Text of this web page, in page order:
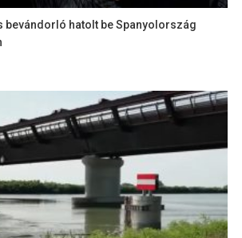
bevándorló hatolt be Spanyolország